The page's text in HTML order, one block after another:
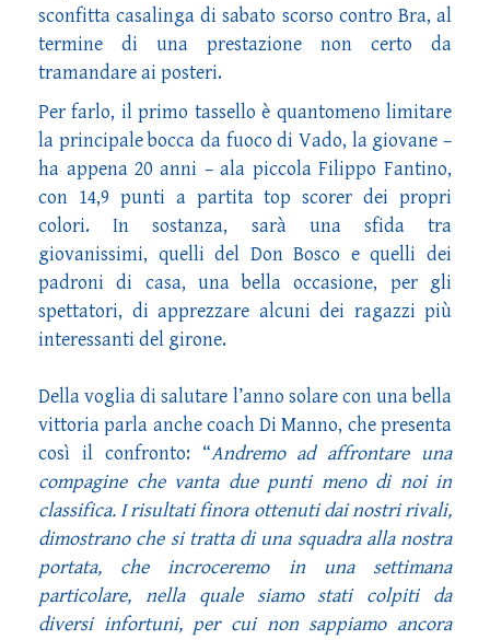
sconfitta casalinga di sabato scorso contro Bra, al
termine di una prestazione non certo da
tramandare ai posteri.
Per farlo, il primo tassello è quantomeno limitare
la principale bocca da fuoco di Vado, la giovane –
ha appena 20 anni – ala piccola Filippo Fantino,
con 14,9 punti a partita top scorer dei propri
colori. In sostanza, sarà una sfida tra
giovanissimi, quelli del Don Bosco e quelli dei
padroni di casa, una bella occasione, per gli
spettatori, di apprezzare alcuni dei ragazzi più
interessanti del girone.
Della voglia di salutare l’anno solare con una bella
vittoria parla anche coach Di Manno, che presenta
così il confronto: “Andremo ad affrontare una
compagine che vanta due punti meno di noi in
classifica. I risultati finora ottenuti dai nostri rivali,
dimostrano che si tratta di una squadra alla nostra
portata, che incroceremo in una settimana
particolare, nella quale siamo stati colpiti da
diversi infortuni, per cui non sappiamo ancora